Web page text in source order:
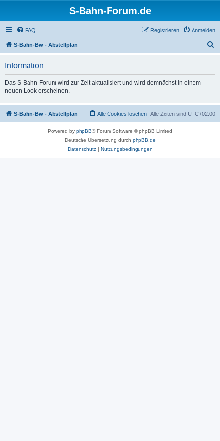
S-Bahn-Forum.de
FAQ Anmelden
Registrieren
S-Bahn-Bw - Abstellplan
Information
Das S-Bahn-Forum wird zur Zeit aktualisiert und wird demnächst in einem
neuen Look erscheinen.
S-Bahn-Bw - Abstellplan Alle Zeiten sind UTC+02:00
Alle Cookies löschen
Powered by phpBB® Forum Software © phpBB Limited
Deutsche Übersetzung durch phpBB.de
Datenschutz| Nutzungsbedingungen